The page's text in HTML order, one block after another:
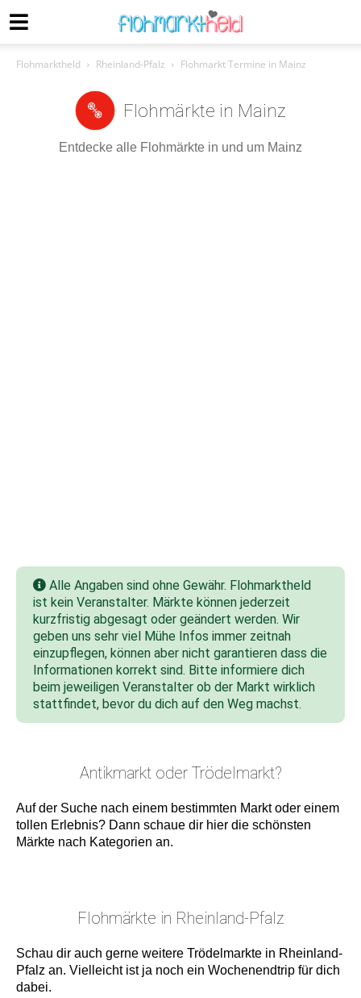
Flohmarktheld Rheinland-Pfalz Flohmarkt Termine in Mainz
Flohmärkte in Mainz
Entdecke alle Flohmärkte in und um Mainz
Alle Angaben sind ohne Gewähr. Flohmarktheld
ist kein Veranstalter. Märkte können jederzeit
kurzfristig abgesagt oder geändert werden. Wir
geben uns sehr viel Mühe Infos immer zeitnah
einzupflegen, können aber nicht garantieren dass die
Informationen korrekt sind. Bitte informiere dich
beim jeweiligen Veranstalter ob der Markt wirklich
stattfindet, bevor du dich auf den Weg machst.
Antikmarkt oder Trödelmarkt?
Auf der Suche nach einem bestimmten Markt oder einem
tollen Erlebnis? Dann schaue dir hier die schönsten
Märkte nach Kategorien an.
Flohmärkte in Rheinland-Pfalz
Schau dir auch gerne weitere Trödelmarkte in Rheinland-
Pfalz an. Vielleicht ist ja noch ein Wochenendtrip für dich
dabei.